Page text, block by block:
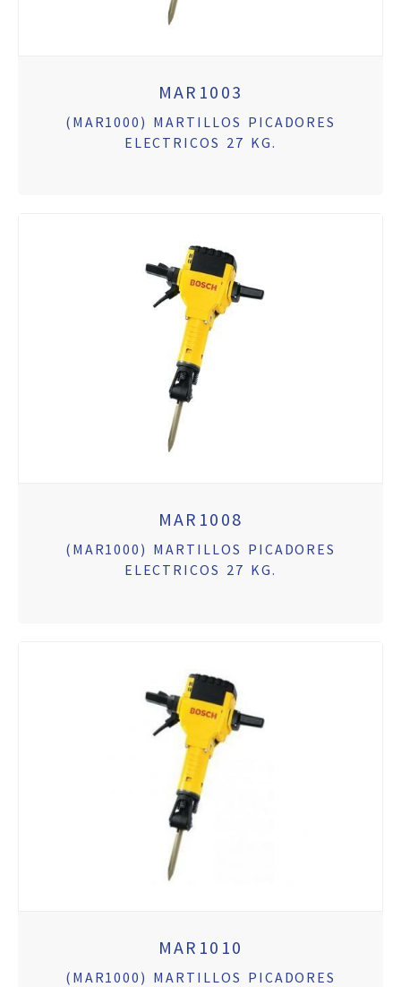
MAR1003
(MAR1000) MARTILLOS PICADORES
ELECTRICOS 27 KG.
MAR1008
(MAR1000) MARTILLOS PICADORES
ELECTRICOS 27 KG.
MAR1010
(MAR1000) MARTILLOS PICADORES